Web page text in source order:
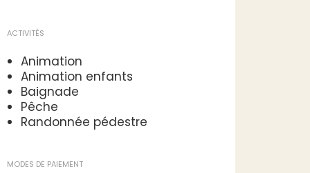
ACTIVITÉS
Animation
Animation enfants
Baignade
Pêche
Randonnée pédestre
MODES DE PAIEMENT